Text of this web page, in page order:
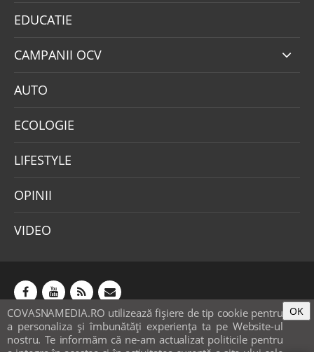
EDUCATIE
CAMPANII OCV
AUTO
ECOLOGIE
LIFESTYLE
OPINII
VIDEO
COVASNAMEDIA.RO utilizează fişiere de tip cookie pentru
a personaliza și îmbunătăți experiența ta pe Website-ul
nostru. Te informăm că ne-am actualizat politicile pentru
OK
Abonamente Publicitate
Mica publicitate
Contact
Sondaje POLITICA COOKIE-URI & GDPR